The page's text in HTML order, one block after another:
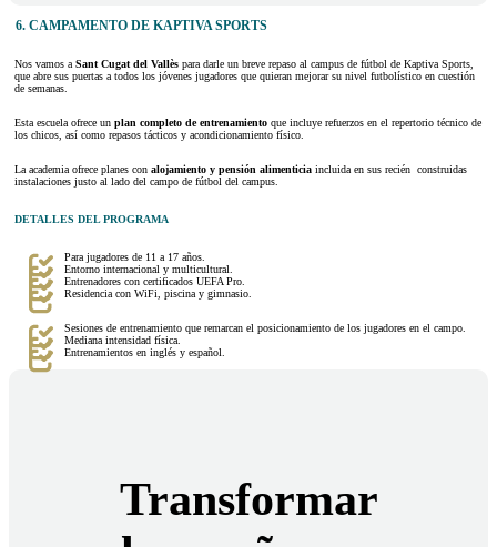
6. CAMPAMENTO DE KAPTIVA SPORTS
Nos vamos a Sant Cugat del Vallès para darle un breve repaso al campus de fútbol de Kaptiva Sports,
que abre sus puertas a todos los jóvenes jugadores que quieran mejorar su nivel futbolístico en cuestión
de semanas.
Esta escuela ofrece un plan completo de entrenamiento que incluye refuerzos en el repertorio técnico de
los chicos, así como repasos tácticos y acondicionamiento físico.
La academia ofrece planes con alojamiento y pensión alimenticia incluida en sus recién construidas
instalaciones justo al lado del campo de fútbol del campus.
DETALLES DEL PROGRAMA
Para jugadores de 11 a 17 años.
Entorno internacional y multicultural.
Entrenadores con certificados UEFA Pro.
Residencia con WiFi, piscina y gimnasio.
Sesiones de entrenamiento que remarcan el posicionamiento de los jugadores en el campo.
Mediana intensidad física.
Entrenamientos en inglés y español.
Transformar